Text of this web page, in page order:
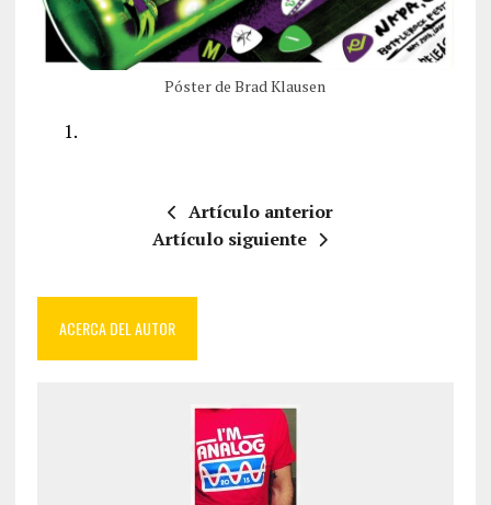
Póster de Brad Klausen
Artículo anterior
Artículo siguiente
ACERCA DEL AUTOR